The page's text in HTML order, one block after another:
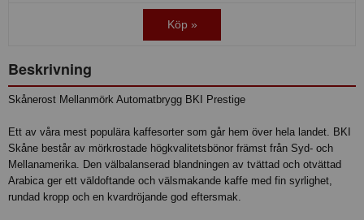
Köp »
Beskrivning
Skånerost Mellanmörk Automatbrygg BKI Prestige
Ett av våra mest populära kaffesorter som går hem över hela landet. BKI
Skåne består av mörkrostade högkvalitetsbönor främst från Syd- och
Mellanamerika. Den välbalanserad blandningen av tvättad och otvättad
Arabica ger ett väldoftande och välsmakande kaffe med fin syrlighet,
rundad kropp och en kvardröjande god eftersmak.